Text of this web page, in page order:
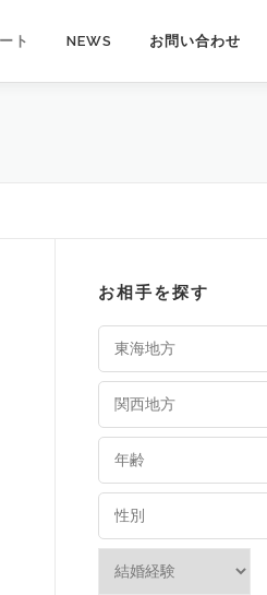
ト NEWS お問い合わせ
お相手を探す